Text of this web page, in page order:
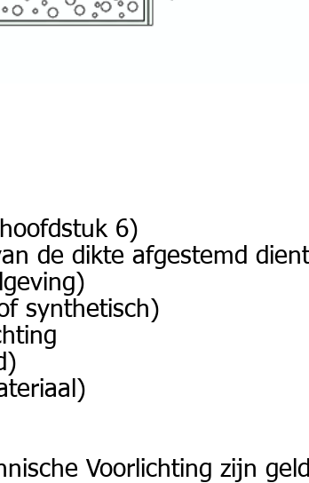
6)
de dikte afgestemd
synthetisch)
Voorlichting zijn